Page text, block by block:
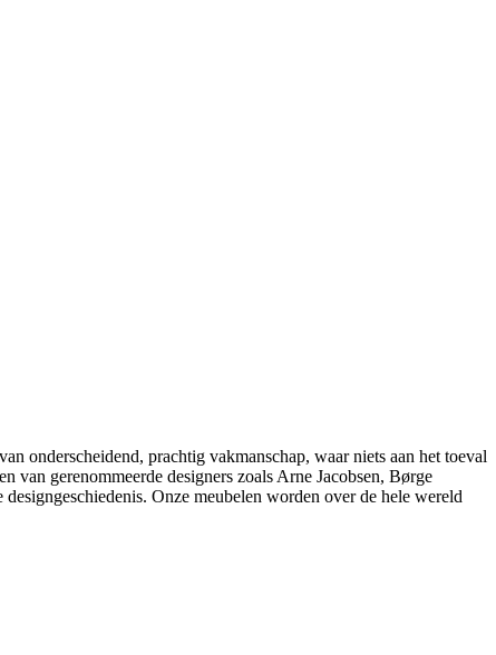
onderscheidend, prachtig vakmanschap, waar niets aan het toeval
gerenommeerde designers zoals Arne Jacobsen, Børge
Onze meubelen worden over de hele wereld